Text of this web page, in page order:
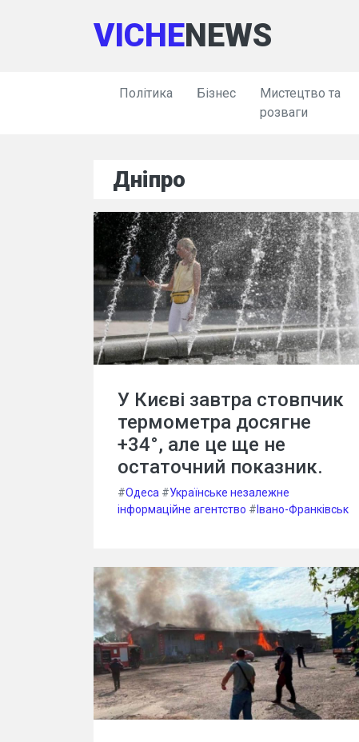
VICHENEWS
Політика Бізнес
Мистецтво та
розваги
Дніпро
У Києві завтра стовпчик
термометра досягне
+34°, але це ще не
остаточний показник.
#Одеса #Українське незалежне
інформаційне агентство # Івано-Франківськ